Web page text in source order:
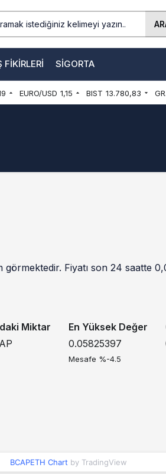
FIKIRLERI SIGORTA
EURO/USD 1,15 BIST 13.780,83
Fiyatı son 24 saatte
Miktar
En Yüksek Değer
0.05825397
Mesafe %-4.5
BCAPETH Chart by TradingView